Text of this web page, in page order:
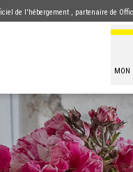
de l'hébergement , partenaire de
MON